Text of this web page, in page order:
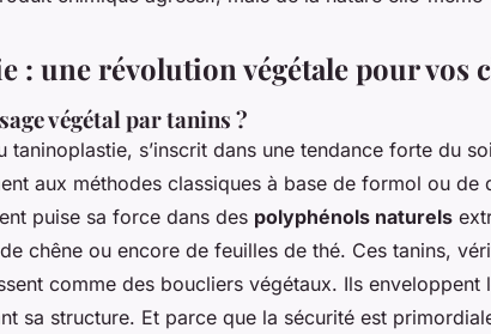
: une révolution végétale pour vos
végétal par tanins ?
taninoplastie, s’inscrit dans une tendance forte du
aux méthodes classiques à base de formol ou de
puise sa force dans des polyphénols naturels
chêne ou encore de feuilles de thé. Ces tanins,
comme des boucliers végétaux. Ils enveloppent
sa structure. Et parce que la sécurité est